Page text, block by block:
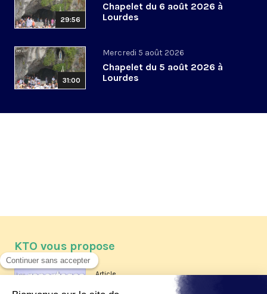
29:56
Chapelet du 6 août 2026 à
Lourdes
31:00
Mercredi 5 août 2026
Chapelet du 5 août 2026 à
Lourdes
KTO vous propose
Article
Les reportages d'été 2026 de KTO